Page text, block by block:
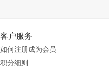
客户服务
如何注册成为会员
积分细则